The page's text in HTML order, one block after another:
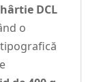
hârtie DCL
o